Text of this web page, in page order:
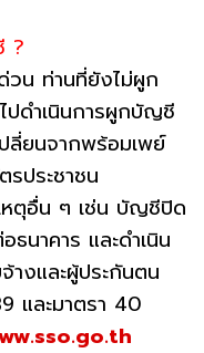
?
วน ท่านที่ยังไม่ผูก
ปดำเนินการผูกบัญชี
ลี่ยนจากพร้อมเพย์
รประชาชน
หตุอื่น ๆ เช่น บัญชีปิด
นาคาร และดำเนิน
างและผู้ประกันตน
และมาตรา 40